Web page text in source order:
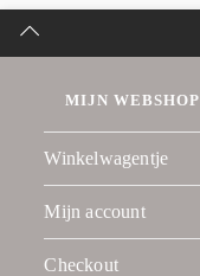
MIJN WEBSHOP
Winkelwagentje
Mijn account
Checkout